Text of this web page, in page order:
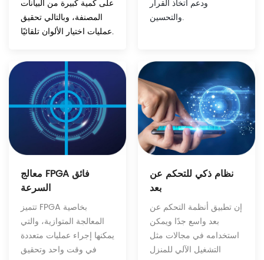
على كمية كبيرة من البيانات
المصنفة، وبالتالي تحقيق
عمليات اختيار الألوان تلقائيًا.
ودعم اتخاذ القرار
معالج FPGA فائق
السرعة
تتميز FPGA بخاصية
المعالجة المتوازية، والتي
يمكنها إجراء عمليات متعددة
في وقت واحد وتحقيق
نظام ذكي للتحكم عن
بعد
إن تطبيق أنظمة التحكم عن
بعد واسع جدًا ويمكن
استخدامه في مجالات مثل
التشغيل الآلي للمنزل